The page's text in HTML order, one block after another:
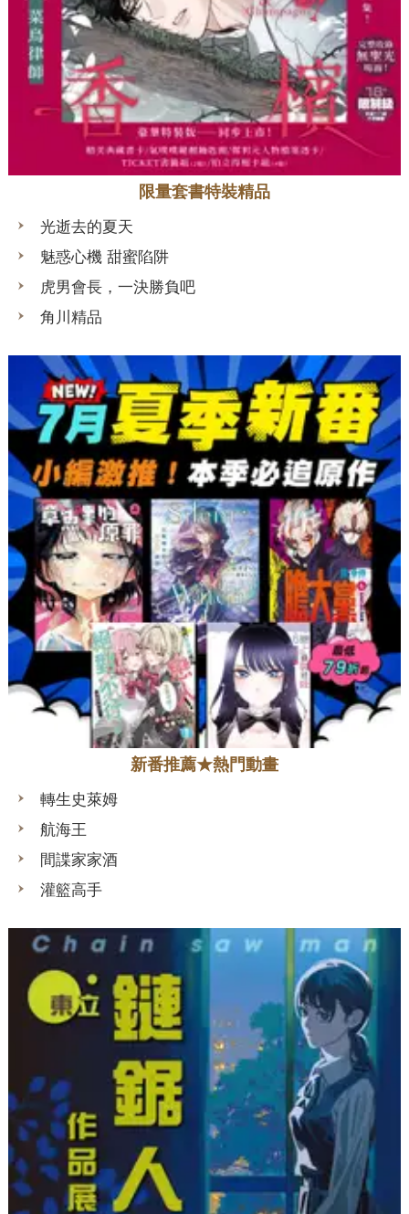
限量套書特裝精品
光逝去的夏天
魅惑心機 甜蜜陷阱
虎男會長，一決勝負吧
角川精品
新番推薦★熱門動畫
轉生史萊姆
航海王
間諜家家酒
灌籃高手